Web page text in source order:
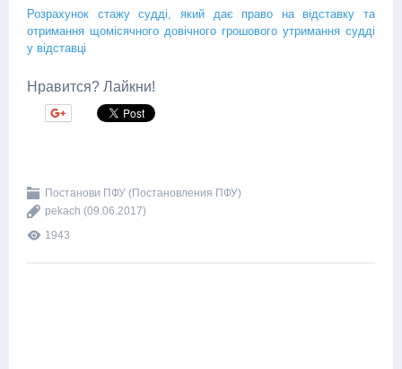
Розрахунок стажу судді, який дає право на відставку та
отримання щомісячного довічного грошового утримання судді
у відставці
Нравится? Лайкни!
Постанови ПФУ (Постановления ПФУ)
pekach (09.06.2017)
1943